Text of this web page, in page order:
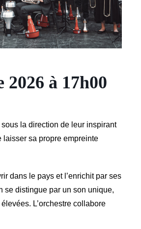
à 17h00
la direction de leur inspirant
laisser sa propre empreinte
dans le pays et l’enrichit par ses
se distingue par un son unique,
L’orchestre collabore